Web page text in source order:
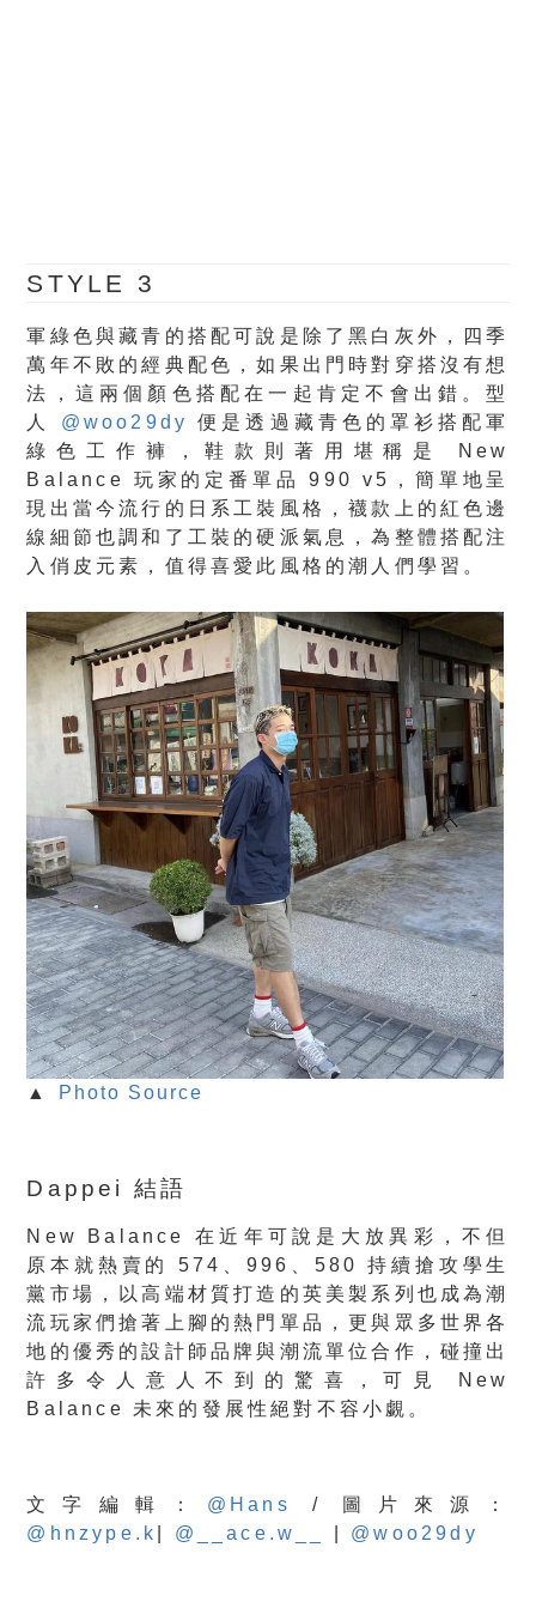
STYLE 3
軍綠色與藏青的搭配可說是除了黑白灰外，四季
萬年不敗的經典配色，如果出門時對穿搭沒有想
法，這兩個顏色搭配在一起肯定不會出錯。型
人 @woo29dy
便是透過藏青色的罩衫搭配軍
綠色工作褲，鞋款則著用堪稱是 New
Balance 玩家的定番單品 990 v5，簡單地呈
現出當今流行的日系工裝風格，襪款上的紅色邊
線細節也調和了工裝的硬派氣息，為整體搭配注
入俏皮元素，值得喜愛此風格的潮人們學習。
▲ Photo Source
Dappei 結語
New Balance 在近年可說是大放異彩，不但
原本就熱賣的 574、996、580 持續搶攻學生
黨市場，以高端材質打造的英美製系列也成為潮
流玩家們搶著上腳的熱門單品，更與眾多世界各
地的優秀的設計師品牌與潮流單位合作，碰撞出
許多令人意人不到的驚喜，可見 New
Balance 未來的發展性絕對不容小覷。
文字編輯： @Hans
/ 圖片來源：
@hnzype.k
@__ace.w__ @woo29dy